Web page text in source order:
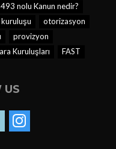
nolu Kanun nedir?
otorizasyon
provizyon
Kuruluşları
FAST
US